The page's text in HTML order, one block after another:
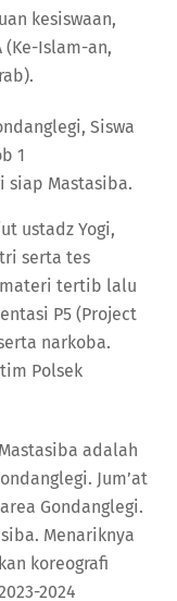
kesiswaan,
(Ke-Islam-an,
siap Mastasiba.
ustadz Yogi,
serta tes
tertib lalu
P5 (Project
narkoba.
Polsek
adalah
Jum’at
Gondanglegi.
Menariknya
koreografi
2024